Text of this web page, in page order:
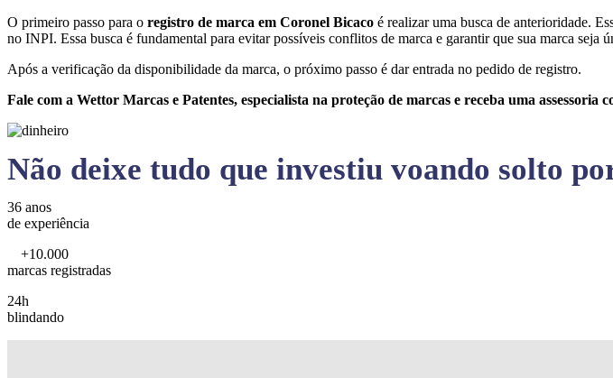
O primeiro passo para o registro de marca em Coronel Bicaco é realizar uma busca de anterioridade.
no INPI. Essa busca é fundamental para evitar possíveis conflitos de marca e garantir que sua marca seja
Após a verificação da disponibilidade da marca, o próximo passo é dar entrada no pedido de registro.
Fale com a Wettor Marcas e Patentes, especialista na proteção de marcas e receba uma assessoria
Não deixe tudo que investiu voando solto
36 anos
de experiência
+10.000
marcas registradas
24h
blindando